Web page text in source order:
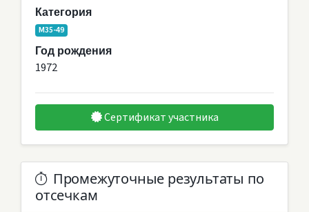
Категория
M35-49
Год рождения
1972
Сертификат участника
Промежуточные результаты по
отсечкам